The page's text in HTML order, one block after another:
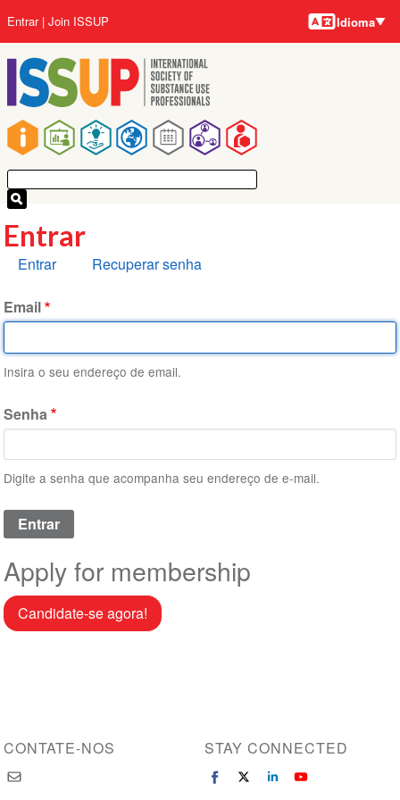
para
o
conteúdo
principal
Navegação
principal
Menu
da
conta
do
usuário
Entrar Join ISSUP Idiomas
Idioma
Entrar
Abas
Entrar Recuperar senha
Email
Insira o seu endereço de email.
Senha
Digite a senha que acompanha seu endereço de e-mail.
Apply for membership
Candidate-se agora!
CONTATE-NOS STAY CONNECTED